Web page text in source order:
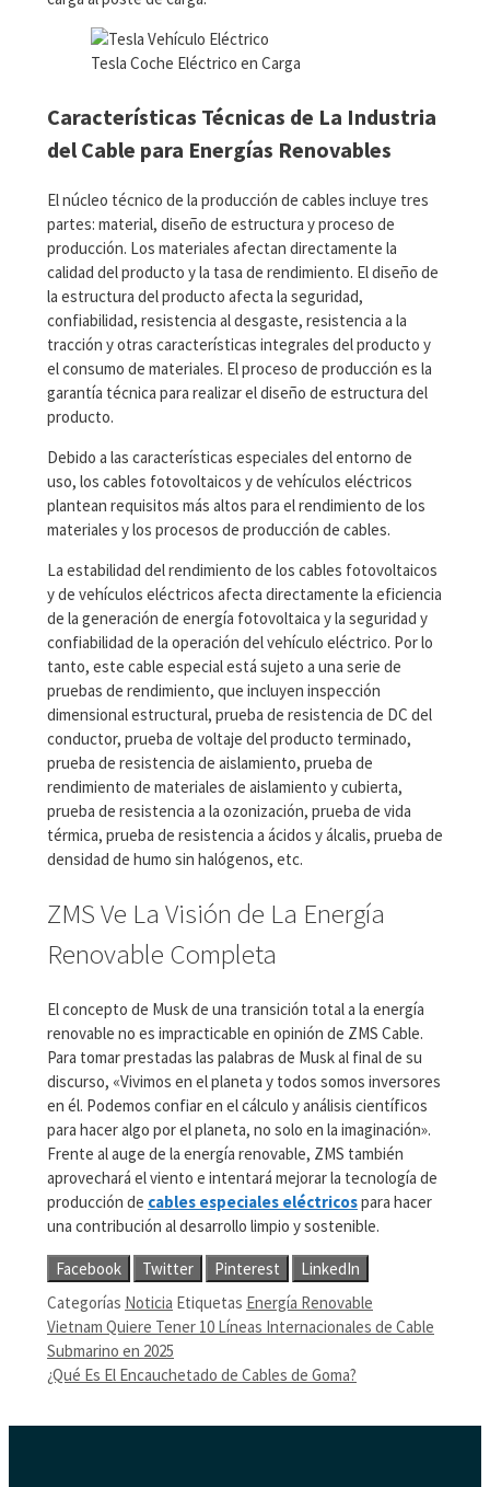
Tesla Coche Eléctrico en Carga
Características Técnicas de La Industria
del Cable para Energías Renovables
El núcleo técnico de la producción de cables incluye tres
partes: material, diseño de estructura y proceso de
producción. Los materiales afectan directamente la
calidad del producto y la tasa de rendimiento. El diseño de
la estructura del producto afecta la seguridad,
confiabilidad, resistencia al desgaste, resistencia a la
tracción y otras características integrales del producto y
el consumo de materiales. El proceso de producción es la
garantía técnica para realizar el diseño de estructura del
producto.
Debido a las características especiales del entorno de
uso, los cables fotovoltaicos y de vehículos eléctricos
plantean requisitos más altos para el rendimiento de los
materiales y los procesos de producción de cables.
La estabilidad del rendimiento de los cables fotovoltaicos
y de vehículos eléctricos afecta directamente la eficiencia
de la generación de energía fotovoltaica y la seguridad y
confiabilidad de la operación del vehículo eléctrico. Por lo
tanto, este cable especial está sujeto a una serie de
pruebas de rendimiento, que incluyen inspección
dimensional estructural, prueba de resistencia de DC del
conductor, prueba de voltaje del producto terminado,
prueba de resistencia de aislamiento, prueba de
rendimiento de materiales de aislamiento y cubierta,
prueba de resistencia a la ozonización, prueba de vida
térmica, prueba de resistencia a ácidos y álcalis, prueba de
densidad de humo sin halógenos, etc.
ZMS Ve La Visión de La Energía
Renovable Completa
El concepto de Musk de una transición total a la energía
renovable no es impracticable en opinión de ZMS Cable.
Para tomar prestadas las palabras de Musk al final de su
discurso, «Vivimos en el planeta y todos somos inversores
en él. Podemos confiar en el cálculo y análisis científicos
para hacer algo por el planeta, no solo en la imaginación».
Frente al auge de la energía renovable, ZMS también
aprovechará el viento e intentará mejorar la tecnología de
producción de cables especiales eléctricospara hacer
una contribución al desarrollo limpio y sostenible.
Facebook Twitter Pinterest
LinkedIn
Categorías Noticia Etiquetas Energía Renovable
Vietnam Quiere Tener 10 Líneas Internacionales de Cable
Submarino en 2025
¿Qué Es El Encauchetado de Cables de Goma?